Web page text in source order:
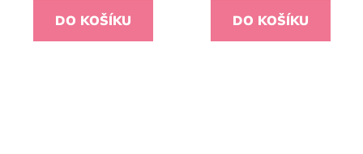
DO KOŠÍKU DO KOŠÍKU